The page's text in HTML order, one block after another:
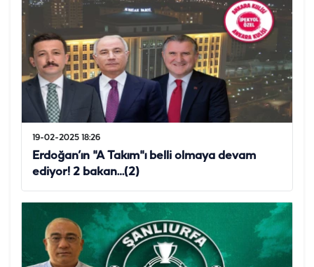
19-02-2025 18:26
Erdoğan’ın "A Takım"ı belli olmaya devam
ediyor! 2 bakan…(2)